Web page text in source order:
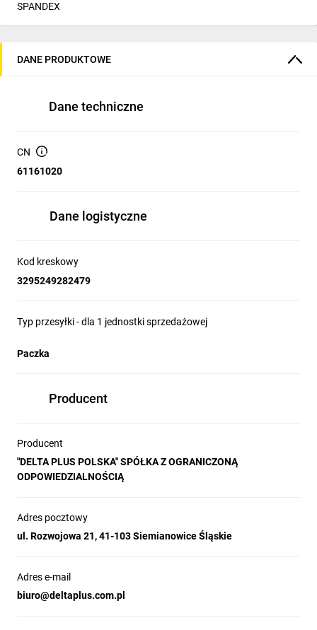
SPANDEX
DANE PRODUKTOWE
Dane techniczne
CN
61161020
Dane logistyczne
Kod kreskowy
3295249282479
Typ przesyłki - dla 1 jednostki sprzedażowej
Paczka
Producent
Producent
"DELTA PLUS POLSKA" SPÓŁKA Z OGRANICZONĄ
ODPOWIEDZIALNOŚCIĄ
Adres pocztowy
ul. Rozwojowa 21, 41-103 Siemianowice Śląskie
Adres e-mail
biuro@deltaplus.com.pl